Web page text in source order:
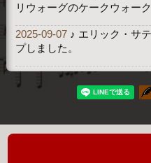
リウォーグのケークウォー
2025-09-07 ♪ エリック・サ
プしました。